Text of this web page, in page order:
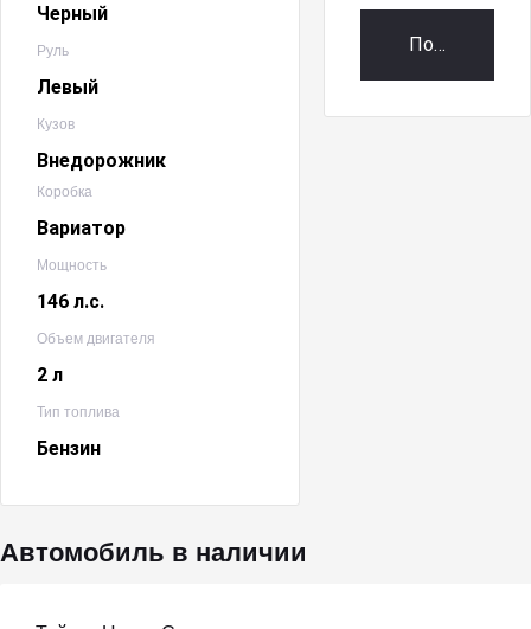
Черный
Руль
Левый
Кузов
Внедорожник
Коробка
Вариатор
Мощность
146 л.с.
Объем двигателя
2 л
Тип топлива
Бензин
Получить
Автомобиль в наличии